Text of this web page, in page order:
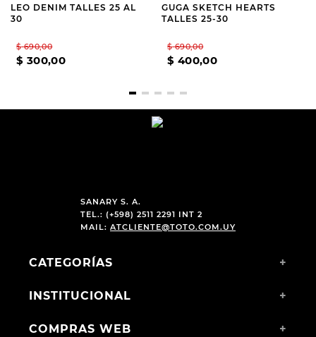
LEO DENIM TALLES 25 AL
30
$ 690,00
$ 300,00
GUGA SKETCH HEARTS
TALLES 25-30
$ 690,00
$ 400,00
SANARY S. A.
TEL.: (+598) 2511 2291 INT 2
MAIL: ATCLIENTE@TOTO.COM.UY
CATEGORÍAS +
INSTITUCIONAL +
COMPRAS WEB +